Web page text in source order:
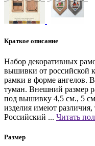
Краткое описание
Набор декоративных
вышивки от российской
рамки в форме ангелов.
туман. Внешний размер
под вышивку 4,5 см., 5
изделия имеют
Российский ... Читать
Размер